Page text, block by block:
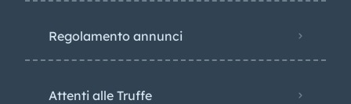
Regolamento annunci
Attenti alle Truffe